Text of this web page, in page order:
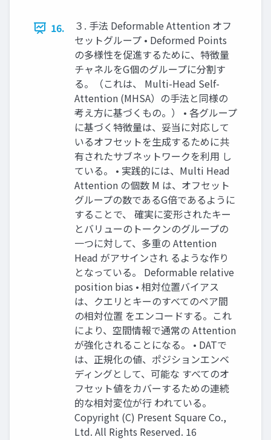
16.
３. 手法 Deformable Attention オフ
セットグループ • Deformed Points
の多様性を促進するために、特徴量
チャネルをG個のグループに分割す
る。（これは、 Multi-Head Self-
Attention (MHSA）の手法と同様の
考え方に基づくもの。） • 各グループ
に基づく特徴量は、妥当に対応して
いるオフセットを生成するために共
有されたサブネットワークを利用 し
ている。 • 実践的には、Multi Head
Attention の個数 M は、オフセット
グループの数であるG倍であるように
することで、 確実に変形されたキー
とバリューのトークンのグループの
一つに対して、多重の Attention
Head がアサインされ るような作り
となっている。 Deformable relative
position bias • 相対位置バイアス
は、クエリとキーのすべてのペア間
の相対位置 をエンコードする。これ
により、空間情報で通常の Attention
が強化されることになる。 • DATで
は、正規化の値、ポジションエンベ
ディングとして、可能な すべてのオ
フセット値をカバーするための連続
的な相対変位が行 われている。
Copyright (C) Present Square Co.,
Ltd. All Rights Reserved. 16